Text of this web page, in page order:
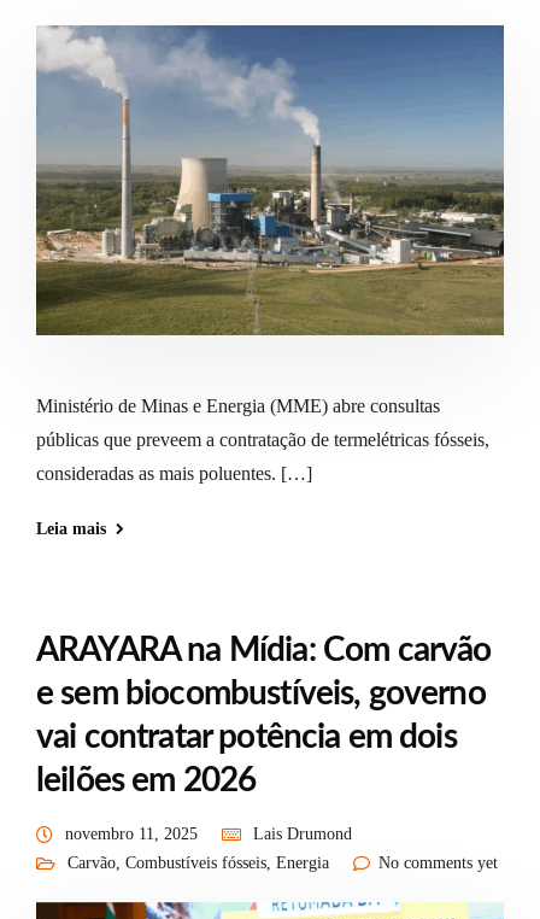
Ministério de Minas e Energia (MME) abre consultas
públicas que preveem a contratação de termelétricas fósseis,
consideradas as mais poluentes. […]
Leia mais
ARAYARA na Mídia: Com carvão
e sem biocombustíveis, governo
vai contratar potência em dois
leilões em 2026
novembro 11, 2025
Lais Drumond
Carvão, Combustíveis fósseis, Energia No comments yet